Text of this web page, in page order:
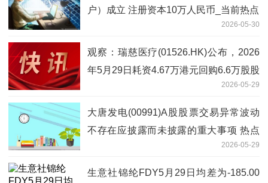
户）成立 注册资本10万人民币_当前热点
2026-05-30
观察：瑞慈医疗(01526.HK)公布，2026
年5月29日耗资4.67万港元回购6.6万股股
2026-05-29
大唐发电(00991)A股股票交易异常波动
不存在应披露而未披露的重大事项 热点
2026-05-29
生意社锦纶FDY5月29日均差为-185.00